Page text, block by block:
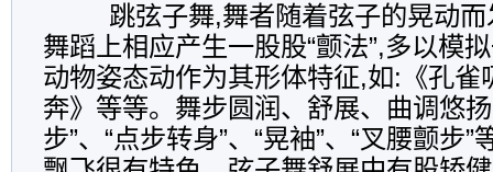
跳弦子舞,舞者随着弦子的晃动而
舞蹈上相应产生一股股“颤法”,多以模
动物姿态动作为其形体特征,如:《孔雀
奔》等等。舞步圆润、舒展、曲调悠
步”、“点步转身”、“晃袖”、“叉腰颤步